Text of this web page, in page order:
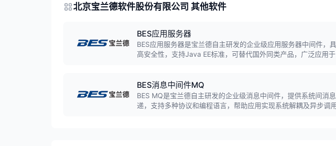
北京宝兰德软件股份有限公司 其他软件
BES应用服务器
BES应用服务器是宝兰德自主研发的企业级应用服务器中间件，
高安全性，支持Java EE标准，可替代国外同类产品，广泛应用
BES消息中间件MQ
BES MQ是宝兰德自主研发的企业级消息中间件，提供系统间消
递，支持多种协议和编程语言，帮助应用实现系统解耦及异步调